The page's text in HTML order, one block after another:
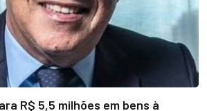
R$ 5,5 milhões em bens à